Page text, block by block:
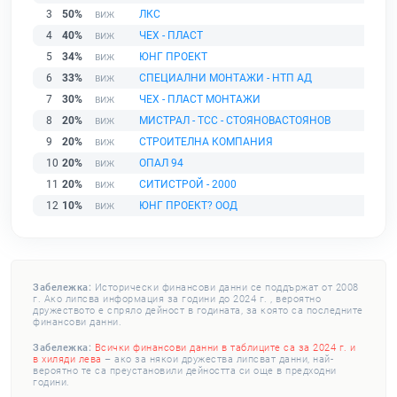
3
50%
ЛКС
4
40%
ЧЕХ - ПЛАСТ
5
34%
ЮНГ ПРОЕКТ
6
33%
СПЕЦИАЛНИ МОНТАЖИ - НТП АД
7
30%
ЧЕХ - ПЛАСТ МОНТАЖИ
8
20%
МИСТРАЛ - ТСС - СТОЯНОВАСТОЯНОВ
9
20%
СТРОИТЕЛНА КОМПАНИЯ
10 20%
ОПАЛ 94
11 20%
СИТИСТРОЙ - 2000
12 10% ЮНГ ПРОЕКТ? ООД
Забележка: Исторически финансови данни се поддържат от 2008
г. Ако липсва информация за години до 2024 г. , вероятно
дружеството е спряло дейност в годината, за която са последните
финансови данни.
Забележка: Всички финансови данни в таблиците са за 2024 г. и
в хиляди лева – ако за някои дружества липсват данни, най-
вероятно те са преустановили дейността си още в предходни
години.